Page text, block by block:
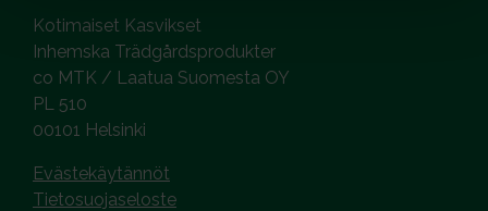
Kotimaiset Kasvikset
Inhemska Trädgårdsprodukter
co MTK / Laatua Suomesta OY
PL 510
00101 Helsinki
Evästekäytännöt
Tietosuojaseloste